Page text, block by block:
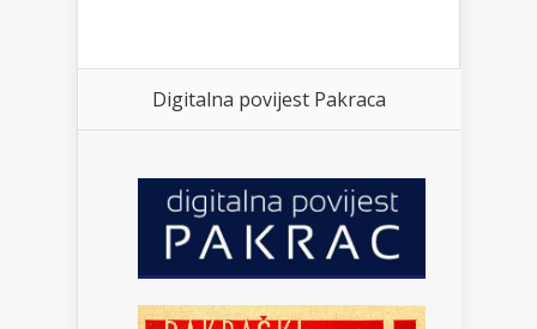
Digitalna povijest Pakraca